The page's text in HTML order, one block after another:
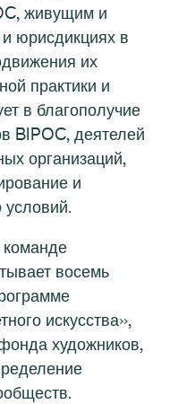
живущим и
юрисдикциях в
их
практики и
в благополучие
BIPOC, деятелей
организаций,
и
условий.
восемь
искусства»,
художников,